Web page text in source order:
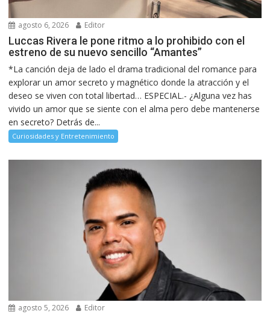
agosto 6, 2026 Editor
Luccas Rivera le pone ritmo a lo prohibido con el
estreno de su nuevo sencillo “Amantes”
*La canción deja de lado el drama tradicional del romance para
explorar un amor secreto y magnético donde la atracción y el
deseo se viven con total libertad… ESPECIAL.- ¿Alguna vez has
vivido un amor que se siente con el alma pero debe mantenerse
en secreto? Detrás de...
Curiosidades y Entretenimiento
agosto 5, 2026 Editor